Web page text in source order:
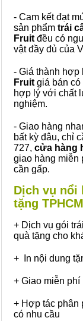
- Cam kết đạt
sản phẩm trái
Fruit đều có
vật đầy đủ của
- Giá thành hợp
Fruit giá bán có
hợp lý với chất
nghiệm.
- Giao hàng
bất kỳ đâu, chỉ
727, cửa hàng
giao hàng miễn
cần gấp.
Dịch vụ nổi
tặng TPHCM
+ Dịch vụ gói
quà tặng cho
+ In nội dung
+ Giao miễn phí
+ Hợp tác phân
có nhu cầu